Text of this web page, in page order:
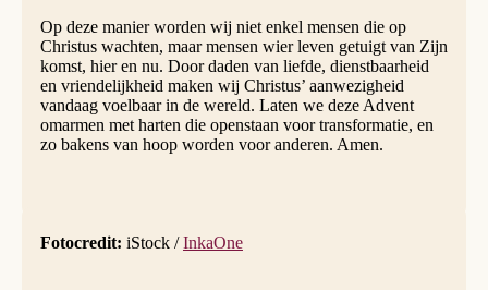
Op deze manier worden wij niet enkel mensen die op
Christus wachten, maar mensen wier leven getuigt van Zijn
komst, hier en nu. Door daden van liefde, dienstbaarheid
en vriendelijkheid maken wij Christus’ aanwezigheid
vandaag voelbaar in de wereld. Laten we deze Advent
omarmen met harten die openstaan voor transformatie, en
zo bakens van hoop worden voor anderen. Amen.
Fotocredit: iStock /InkaOne